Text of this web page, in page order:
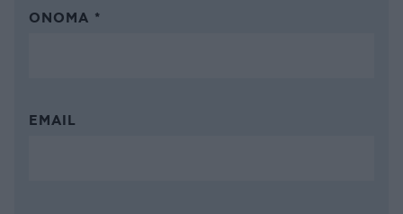
ΌΝΟΜΑ *
EMAIL